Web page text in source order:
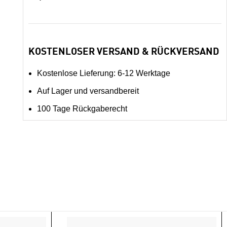
KOSTENLOSER VERSAND & RÜCKVERSAND
Kostenlose Lieferung: 6-12 Werktage
Auf Lager und versandbereit
100 Tage Rückgaberecht